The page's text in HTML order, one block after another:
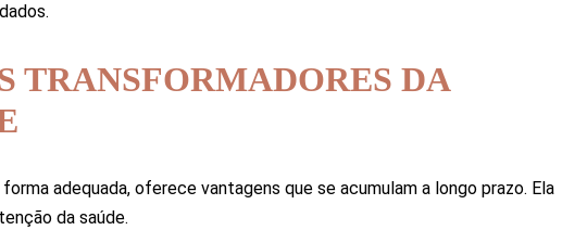
TRANSFORMADORES DA
adequada, oferece vantagens que se acumulam a longo prazo. Ela
da saúde.